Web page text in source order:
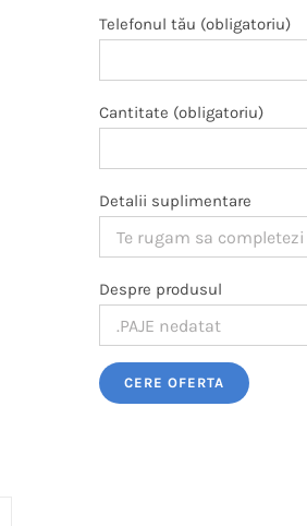
Telefonul tău (obligatoriu)
Cantitate (obligatoriu)
Detalii suplimentare
Despre produsul
Please leave this field empty.